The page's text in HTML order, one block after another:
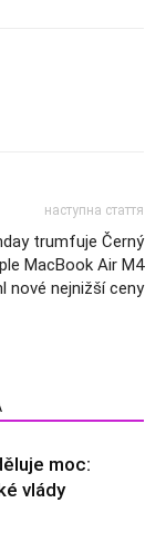
наступна стаття
trumfuje Černý
MacBook Air M4
nové nejnižší ceny
moc:
vlády